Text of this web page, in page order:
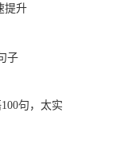
提升
子
句，太实